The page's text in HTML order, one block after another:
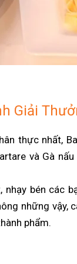
Giải
thực nhất,
và Gà
bén các
những vậy,
phẩm.